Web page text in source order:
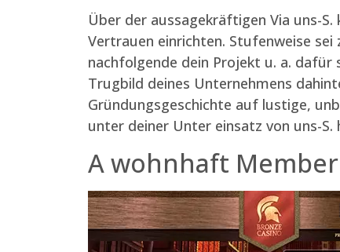
Über der aussagekräftigen Via uns-
Vertrauen einrichten. Stufenweise sei
nachfolgende dein Projekt u. a.
Trugbild deines Unternehmens
Gründungsgeschichte auf lustige,
unter deiner Unter einsatz von uns-S.
A wohnhaft